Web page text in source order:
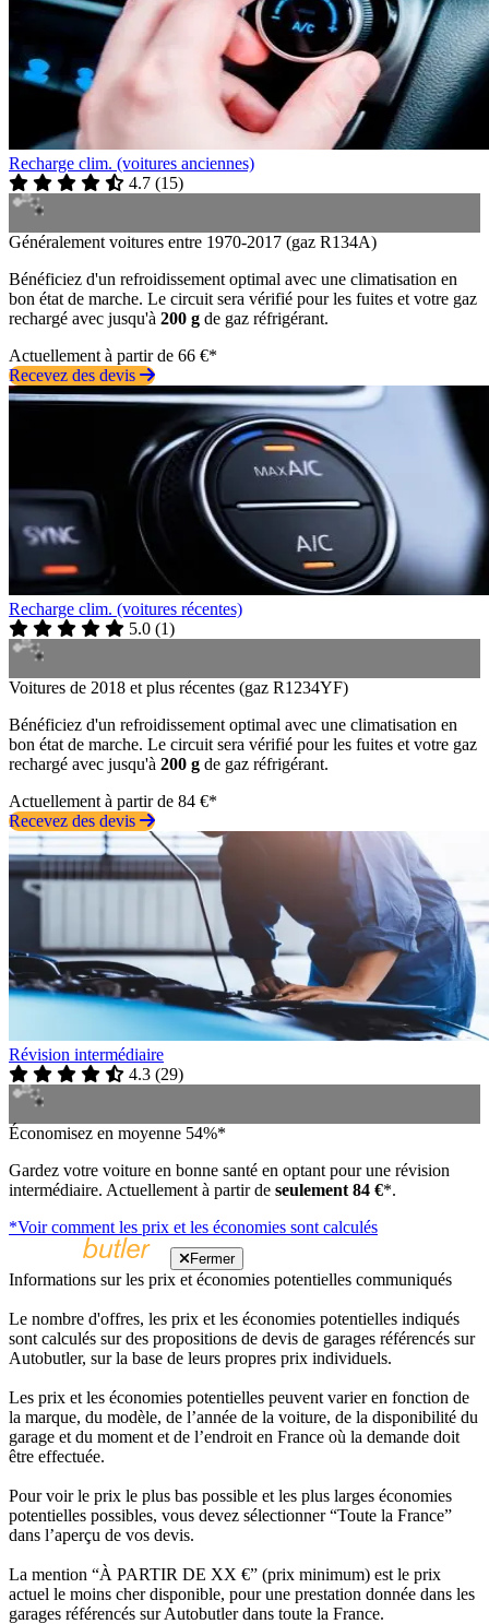
Recharge clim. (voitures anciennes)
4.7 (15)
Généralement voitures entre 1970-2017 (gaz R134A)
Bénéficiez d'un refroidissement optimal avec une climatisation en
bon état de marche. Le circuit sera vérifié pour les fuites et votre gaz
rechargé avec jusqu'à 200 g de gaz réfrigérant.
Actuellement à partir de 66 €*
Recevez des devis
Recharge clim. (voitures récentes)
5.0 (1)
Voitures de 2018 et plus récentes (gaz R1234YF)
Bénéficiez d'un refroidissement optimal avec une climatisation en
bon état de marche. Le circuit sera vérifié pour les fuites et votre gaz
rechargé avec jusqu'à 200 g de gaz réfrigérant.
Actuellement à partir de 84 €*
Recevez des devis
Révision intermédiaire
4.3 (29)
Économisez en moyenne 54%*
Gardez votre voiture en bonne santé en optant pour une révision
intermédiaire. Actuellement à partir de seulement 84 €*.
*Voir comment les prix et les économies sont calculés
Fermer
Informations sur les prix et économies potentielles communiqués
Le nombre d'offres, les prix et les économies potentielles indiqués
sont calculés sur des propositions de devis de garages référencés sur
Autobutler, sur la base de leurs propres prix individuels.
Les prix et les économies potentielles peuvent varier en fonction de
la marque, du modèle, de l’année de la voiture, de la disponibilité du
garage et du moment et de l’endroit en France où la demande doit
être effectuée.
Pour voir le prix le plus bas possible et les plus larges économies
potentielles possibles, vous devez sélectionner “Toute la France”
dans l’aperçu de vos devis.
La mention “À PARTIR DE XX €” (prix minimum) est le prix
actuel le moins cher disponible, pour une prestation donnée dans les
garages référencés sur Autobutler dans toute la France.